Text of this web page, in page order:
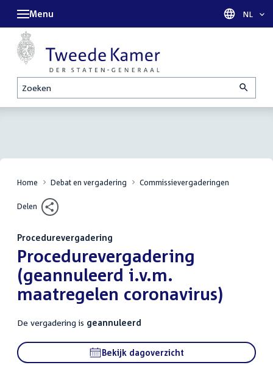
Zoeken
Menu Taal
NL
Home Debat en vergadering Commissievergaderingen
Delen
Procedurevergadering
:Procedurevergadering
(geannuleerd i.v.m.
maatregelen coronavirus)
De vergadering is geannuleerd
Bekijk dagoverzicht